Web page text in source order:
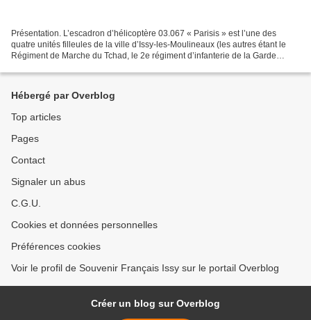
Présentation. L’escadron d’hélicoptère 03.067 « Parisis » est l’une des
quatre unités filleules de la ville d’Issy-les-Moulineaux (les autres étant le
Régiment de Marche du Tchad, le 2e régiment d’infanterie de la Garde
Hébergé par Overblog
Top articles
Pages
Contact
Signaler un abus
C.G.U.
Cookies et données personnelles
Préférences cookies
Voir le profil de Souvenir Français Issy sur le portail Overblog
Créer un blog sur Overblog